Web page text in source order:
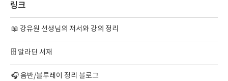
링크
📖 강유원 선생님의 저서와 강의 정리
🗄️ 알라딘 서재
🎧 음반/블루레이 정리 블로그